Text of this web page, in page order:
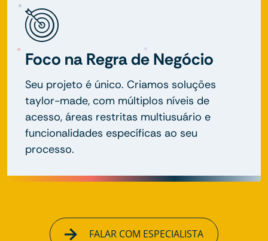
Foco na Regra de Negócio
Seu projeto é único. Criamos soluções
taylor-made, com múltiplos níveis de
acesso, áreas restritas multiusuário e
funcionalidades específicas ao seu
processo.
FALAR COM ESPECIALISTA